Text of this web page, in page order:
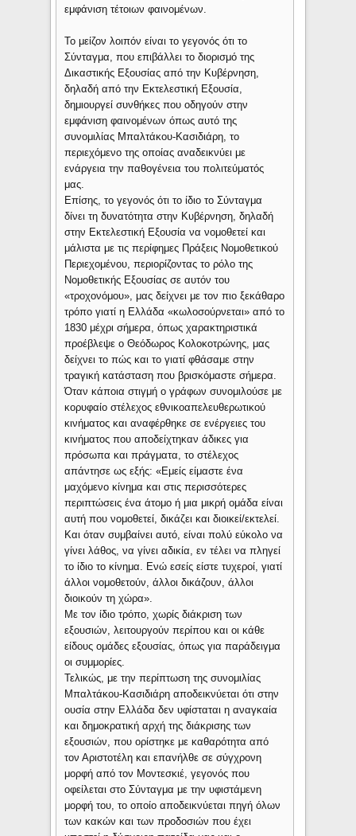
εμφάνιση τέτοιων φαινομένων.
Το μείζον λοιπόν είναι το γεγονός ότι το
Σύνταγμα, που επιβάλλει το διορισμό της
Δικαστικής Εξουσίας από την Κυβέρνηση,
δηλαδή από την Εκτελεστική Εξουσία,
δημιουργεί συνθήκες που οδηγούν στην
εμφάνιση φαινομένων όπως αυτό της
συνομιλίας Μπαλτάκου-Κασιδιάρη, το
περιεχόμενο της οποίας αναδεικνύει με
ενάργεια την παθογένεια του πολιτεύματός
μας.
Επίσης, το γεγονός ότι το ίδιο το Σύνταγμα
δίνει τη δυνατότητα στην Κυβέρνηση, δηλαδή
στην Εκτελεστική Εξουσία να νομοθετεί και
μάλιστα με τις περίφημες Πράξεις Νομοθετικού
Περιεχομένου, περιορίζοντας το ρόλο της
Νομοθετικής Εξουσίας σε αυτόν του
«τροχονόμου», μας δείχνει με τον πιο ξεκάθαρο
τρόπο γιατί η Ελλάδα «κωλοσούρνεται» από το
1830 μέχρι σήμερα, όπως χαρακτηριστικά
προέβλεψε ο Θεόδωρος Κολοκοτρώνης, μας
δείχνει το πώς και το γιατί φθάσαμε στην
τραγική κατάσταση που βρισκόμαστε σήμερα.
Όταν κάποια στιγμή ο γράφων συνομιλούσε με
κορυφαίο στέλεχος εθνικοαπελευθερωτικού
κινήματος και αναφέρθηκε σε ενέργειες του
κινήματος που αποδείχτηκαν άδικες για
πρόσωπα και πράγματα, το στέλεχος
απάντησε ως εξής: «Εμείς είμαστε ένα
μαχόμενο κίνημα και στις περισσότερες
περιπτώσεις ένα άτομο ή μια μικρή ομάδα είναι
αυτή που νομοθετεί, δικάζει και διοικεί/εκτελεί.
Και όταν συμβαίνει αυτό, είναι πολύ εύκολο να
γίνει λάθος, να γίνει αδικία, εν τέλει να πληγεί
το ίδιο το κίνημα. Ενώ εσείς είστε τυχεροί, γιατί
άλλοι νομοθετούν, άλλοι δικάζουν, άλλοι
διοικούν τη χώρα».
Με τον ίδιο τρόπο, χωρίς διάκριση των
εξουσιών, λειτουργούν περίπου και οι κάθε
είδους ομάδες εξουσίας, όπως για παράδειγμα
οι συμμορίες.
Τελικώς, με την περίπτωση της συνομιλίας
Μπαλτάκου-Κασιδιάρη αποδεικνύεται ότι στην
ουσία στην Ελλάδα δεν υφίσταται η αναγκαία
και δημοκρατική αρχή της διάκρισης των
εξουσιών, που ορίστηκε με καθαρότητα από
τον Αριστοτέλη και επανήλθε σε σύγχρονη
μορφή από τον Μοντεσκιέ, γεγονός που
οφείλεται στο Σύνταγμα με την υφιστάμενη
μορφή του, το οποίο αποδεικνύεται πηγή όλων
των κακών και των προδοσιών που έχει